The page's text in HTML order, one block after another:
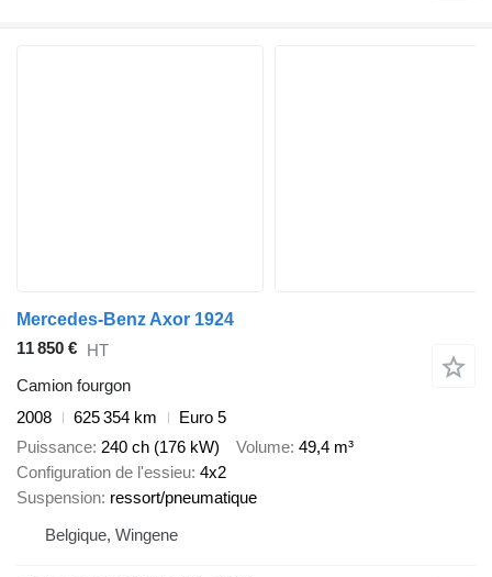
Mercedes-Benz Axor 1924
11 850 € HT
Camion fourgon
2008
625 354 km
Euro 5
Puissance 240 ch (176 kW) Volume 49,4 m³
Configuration de l'essieu 4x2
Suspension ressort/pneumatique
Belgique, Wingene